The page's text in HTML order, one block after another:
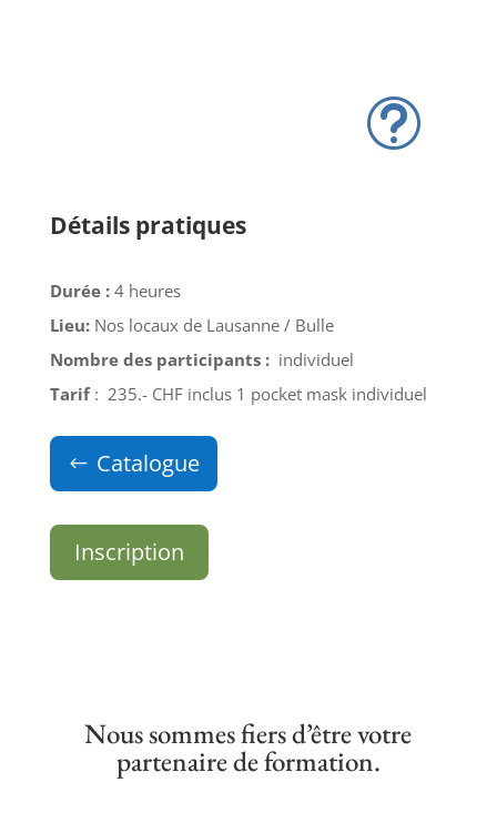
t
Détails pratiques
Durée : 4 heures
Lieu: Nos locaux de Lausanne / Bulle
Nombre des participants : individuel
Tarif : 235.- CHF inclus 1 pocket mask individuel
Catalogue
Inscription
Nous sommes fiers d’être votre
partenaire de formation.